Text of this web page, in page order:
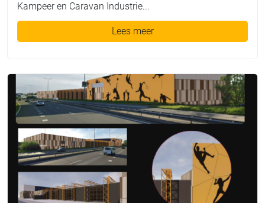
Kampeer en Caravan Industrie...
Lees meer